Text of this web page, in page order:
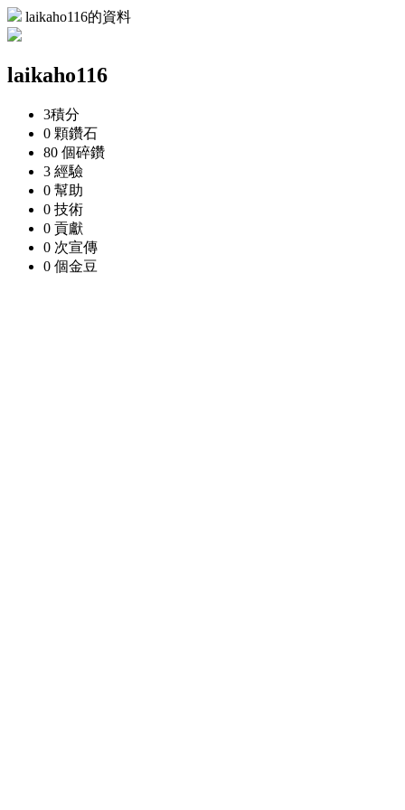
laikaho116的資料
laikaho116
3積分
0 顆鑽石
80 個碎鑽
3 經驗
0 幫助
0 技術
0 貢獻
0 次宣傳
0 個金豆